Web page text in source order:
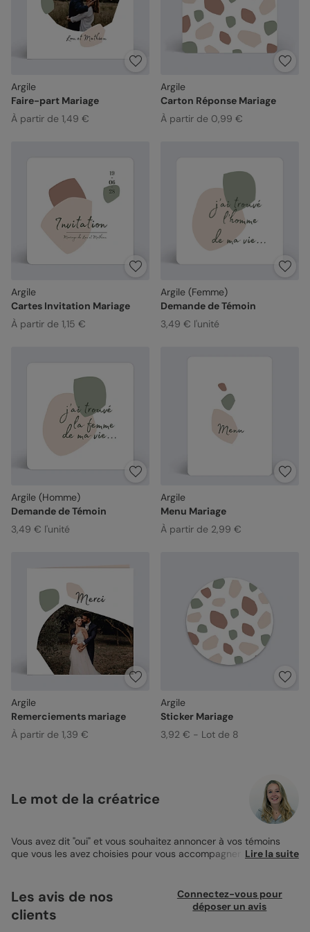
Argile
Faire-part Mariage
À partir de 1,49 €
Argile
Carton Réponse Mariage
À partir de 0,99 €
Argile
Cartes Invitation Mariage
À partir de 1,15 €
Argile (Femme)
Demande de Témoin
3,49 € l'unité
Argile (Homme)
Demande de Témoin
3,49 € l'unité
Argile
Menu Mariage
À partir de 2,99 €
Argile
Remerciements mariage
À partir de 1,39 €
Argile
Sticker Mariage
3,92 € - Lot de 8
Le mot de la créatrice
Vous avez dit "oui" et vous souhaitez annoncer à vos témoins
que vous les avez choisies pour vous accompagner ? Cet
Argile Femme. Le recto et le verso sont proposés avec un texte
destiné à votre futur témoin. Vous pouvez ainsi créer la surprise
à l'amie choisie. Le motif se veut naturel et sobre. Vous pouvez
Lire la suite
Les avis de nos
clients
Connectez-vous pour
déposer un avis